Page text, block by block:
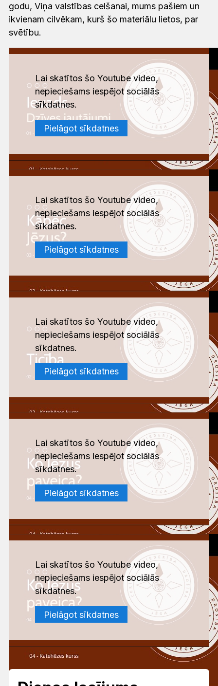
godu, Viņa valstības celšanai, mums pašiem un
ikvienam cilvēkam, kurš šo materiālu lietos, par
svētību.
Lai skatītos šo Youtube video,
nepieciešams iespējot sociālās
sīkdatnes.
Pielāgot sīkdatnes
Lai skatītos šo Youtube video,
nepieciešams iespējot sociālās
sīkdatnes.
Pielāgot sīkdatnes
Lai skatītos šo Youtube video,
nepieciešams iespējot sociālās
sīkdatnes.
Pielāgot sīkdatnes
Lai skatītos šo Youtube video,
nepieciešams iespējot sociālās
sīkdatnes.
Pielāgot sīkdatnes
Lai skatītos šo Youtube video,
nepieciešams iespējot sociālās
sīkdatnes.
Pielāgot sīkdatnes